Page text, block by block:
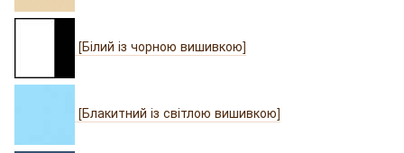
[Білий із чорною вишивкою]
[Блакитний із світлою вишивкою]